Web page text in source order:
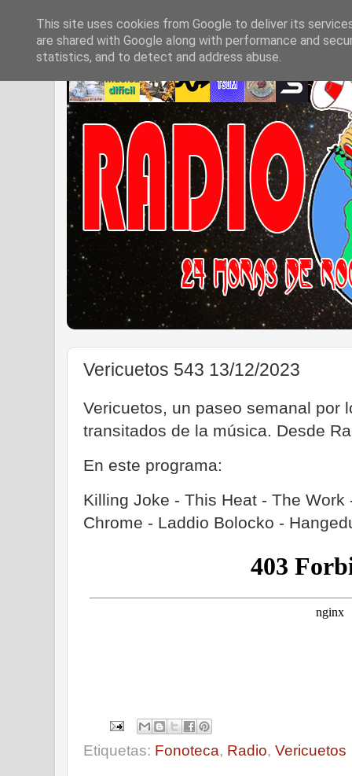
Vericuetos 543 13/12/2023
Vericuetos, un paseo semanal por
transitados de la música. Desde
En este programa:
Killing Joke - This Heat - The
Chrome - Laddio Bolocko -
Etiquetas: Fonoteca, Radio, Vericuetos
This site uses cookies from Google to deliver its
are shared with Google along with performance and
statistics, and to detect and address abuse.